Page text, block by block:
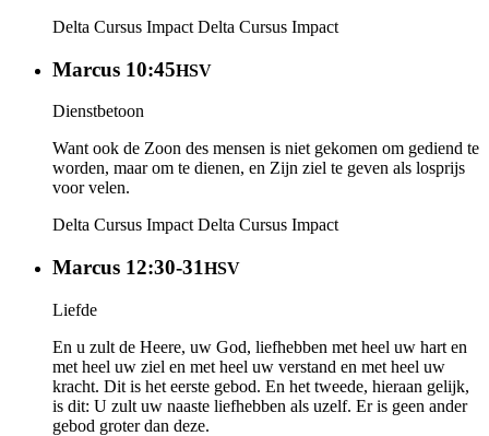
Delta Cursus Impact Delta Cursus Impact
Marcus 10:45HSV
Dienstbetoon
Want ook de Zoon des mensen is niet gekomen om gediend te
worden, maar om te dienen, en Zijn ziel te geven als losprijs
voor velen.
Delta Cursus Impact Delta Cursus Impact
Marcus 12:30-31HSV
Liefde
En u zult de Heere, uw God, liefhebben met heel uw hart en
met heel uw ziel en met heel uw verstand en met heel uw
kracht. Dit is het eerste gebod. En het tweede, hieraan gelijk,
is dit: U zult uw naaste liefhebben als uzelf. Er is geen ander
gebod groter dan deze.